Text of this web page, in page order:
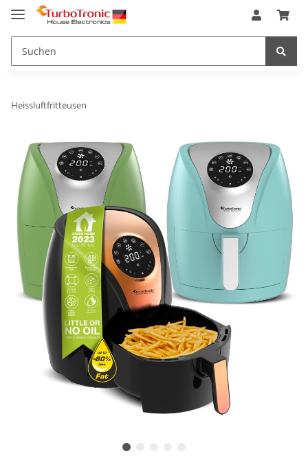
Heissluftfritteusen